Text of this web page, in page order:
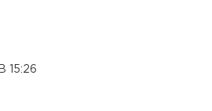
15:26